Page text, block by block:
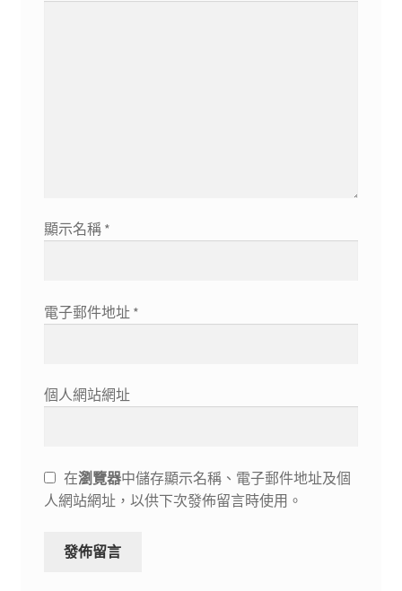
顯示名稱 *
電子郵件地址 *
個人網站網址
在瀏覽器中儲存顯示名稱、電子郵件地址及個
人網站網址，以供下次發佈留言時使用。